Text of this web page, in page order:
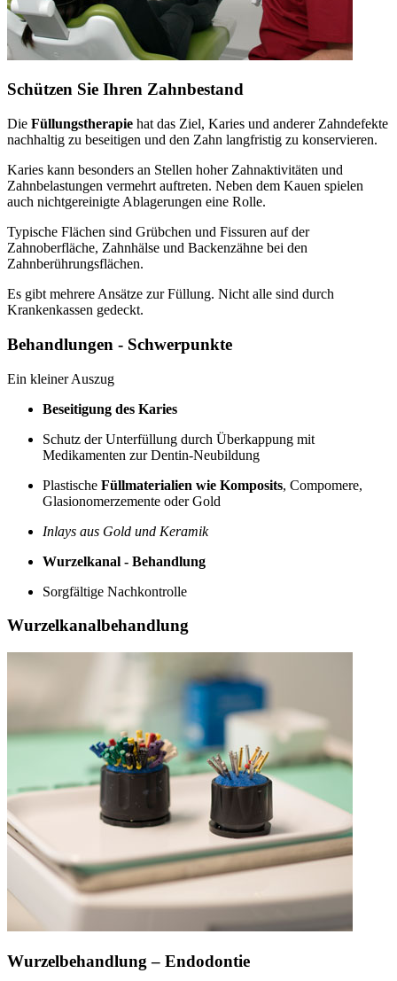
Schützen Sie Ihren Zahnbestand
Die Füllungstherapie hat das Ziel, Karies und anderer Zahndefekte
nachhaltig zu beseitigen und den Zahn langfristig zu konservieren.
Karies kann besonders an Stellen hoher Zahnaktivitäten und
Zahnbelastungen vermehrt auftreten. Neben dem Kauen spielen
auch nichtgereinigte Ablagerungen eine Rolle.
Typische Flächen sind Grübchen und Fissuren auf der
Zahnoberfläche, Zahnhälse und Backenzähne bei den
Zahnberührungsflächen.
Es gibt mehrere Ansätze zur Füllung. Nicht alle sind durch
Krankenkassen gedeckt.
Behandlungen - Schwerpunkte
Ein kleiner Auszug
Beseitigung des Karies
Schutz der Unterfüllung durch Überkappung mit
Medikamenten zur Dentin-Neubildung
Plastische Füllmaterialien wie Komposits, Compomere,
Glasionomerzemente oder Gold
Inlays aus Gold und Keramik
Wurzelkanal - Behandlung
Sorgfältige Nachkontrolle
Wurzelkanalbehandlung
Wurzelbehandlung – Endodontie